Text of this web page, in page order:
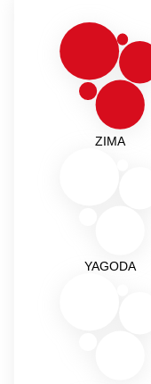
ZIMA
YAGODA